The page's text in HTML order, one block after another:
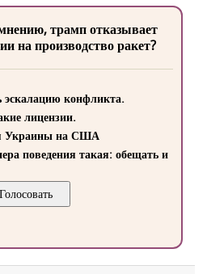
трамп отказывает
на производство ракет?
эскалацию конфликта.
лицензии.
Украины на США
поведения такая: обещать и